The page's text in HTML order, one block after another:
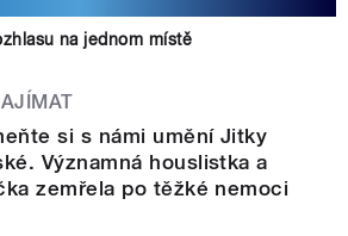
na jednom místě
si s námi umění Jitky
Významná houslistka a
zemřela po těžké nemoci